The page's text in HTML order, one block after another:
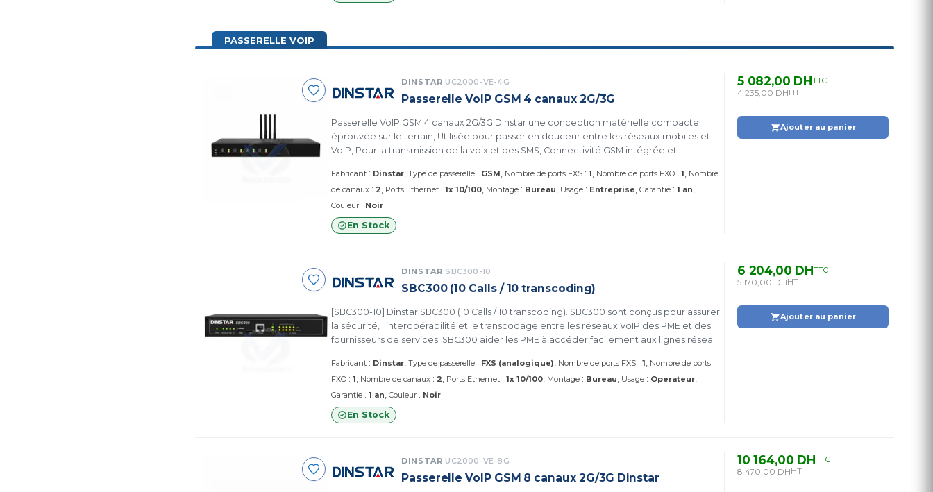
PASSERELLE VOIP
DINSTAR UC2000-VE-4G
Passerelle VoIP GSM 4 canaux 2G/3G
Passerelle VoIP GSM 4 canaux 2G/3G Dinstar une conception matérielle compacte
éprouvée sur le terrain, Utilisée pour passer en douceur entre les réseaux mobiles et
VoIP, Pour la transmission de la voix et des SMS, Connectivité GSM intégrée et
entreprises, aux organisations multi-sites. (UC2000-VE-4G)
Fabricant : Dinstar Type de passerelle : GSM Nombre de ports FXS : 1 Nombre de ports FXO : 1 Nombre
de canaux : 2 Ports Ethernet : 1x 10/100 Montage : Bureau Usage : Entreprise Garantie : 1 an
Couleur : Noir
En Stock
5 082,00 DHTTC
4 235,00 DHHT
Ajouter au panier
DINSTAR SBC300-10
SBC300 (10 Calls / 10 transcoding)
[SBC300-10] Dinstar SBC300 (10 Calls / 10 transcoding). SBC300 sont conçus pour assurer
la sécurité, l'interopérabilité et le transcodage entre les réseaux VoIP des PME et des
fournisseurs de services. SBC300 aider les PME à accéder facilement aux lignes réseau
sécurité de haut niveau. (SBC300-10 Dinstar)
Fabricant : Dinstar Type de passerelle : FXS (analogique) Nombre de ports FXS : 1 Nombre de ports
FXO : 1 Nombre de canaux : 2 Ports Ethernet : 1x 10/100 Montage : Bureau Usage : Operateur
Garantie : 1 an Couleur : Noir
En Stock
6 204,00 DHTTC
5 170,00 DHHT
Ajouter au panier
DINSTAR UC2000-VE-8G
Passerelle VoIP GSM 8 canaux 2G/3G Dinstar
10 164,00 DHTTC
8 470,00 DHHT